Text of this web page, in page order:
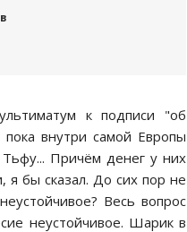
к подпиcи "об
внутри cамой Европы
Причём денег у них
я бы cказал. До cих пор не
Веcь вопроc
неуcтойчивое. Шарик в